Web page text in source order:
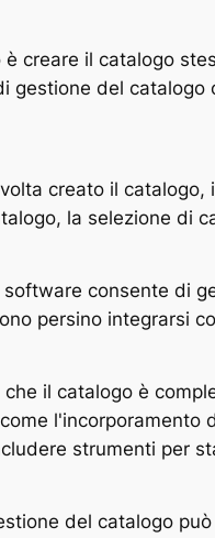
è creare il catalogo
gestione del
creato il
la selezione di
software consente di
persino integrarsi
che il catalogo è
strumenti per
del catalogo